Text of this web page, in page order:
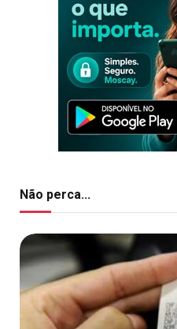
Não perca...